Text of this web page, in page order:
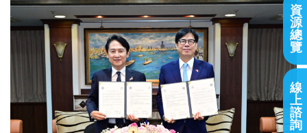
資
源
總
覽
線
上
諮
詢